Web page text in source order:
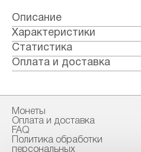
Описание
Характеристики
Металл: Золото
Страна: о-ва Кука
Годы выпуска: 2008
Номинал: 25
Проба: 9999
Вес общий гр.: 15.55
Статистика
Оплата и доставка
Наличными в офисе
Способы доставки:
Монеты
Оплата и доставка
FAQ
Политика обработки
персональных